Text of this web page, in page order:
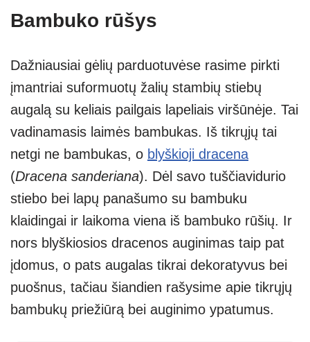
Bambuko rūšys
Dažniausiai gėlių parduotuvėse rasime pirkti
įmantriai suformuotų žalių stambių stiebų
augalą su keliais pailgais lapeliais viršūnėje. Tai
vadinamasis laimės bambukas. Iš tikrųjų tai
netgi ne bambukas, o blyškioji dracena
(Dracena sanderiana). Dėl savo tuščiavidurio
stiebo bei lapų panašumo su bambuku
klaidingai ir laikoma viena iš bambuko rūšių. Ir
nors blyškiosios dracenos auginimas taip pat
įdomus, o pats augalas tikrai dekoratyvus bei
puošnus, tačiau šiandien rašysime apie tikrųjų
bambukų priežiūrą bei auginimo ypatumus.